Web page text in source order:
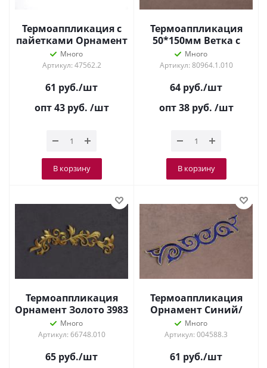
Термоаппликация с
пайетками Орнамент
Синий/золото 8558
Много
Артикул: 47562.2
61 руб./шт
опт 43 руб. /шт
В корзину
Термоаппликация
50*150мм Ветка с
цветами Золото
Много
Артикул: 80964.1.010
64 руб./шт
опт 38 руб. /шт
В корзину
Термоаппликация
Орнамент Золото 3983
Много
Артикул: 66748.010
65 руб./шт
Термоаппликация
Орнамент Синий/
золото 2273
Много
Артикул: 004588.3
61 руб./шт